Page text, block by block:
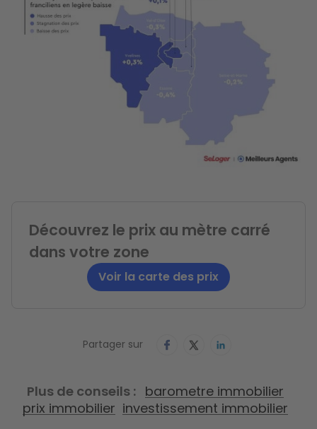
Découvrez le prix au mètre carré
dans votre zone
Voir la carte des prix
Partager sur
Plus de conseils
barometre immobilier
prix immobilier investissement immobilier